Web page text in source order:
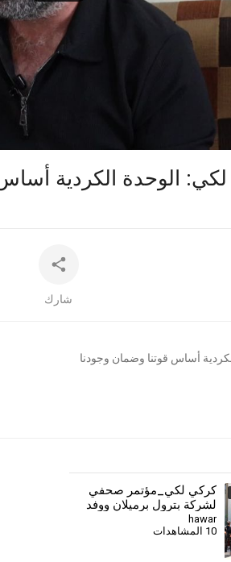
الوحدة الكردية
شارك
أساس قوتنا وضمان وجودنا
كركي لكي_مؤتمر صحفي
لشركة بترول برميلان ووفد
حكومة
hawar
10 المشاهدات